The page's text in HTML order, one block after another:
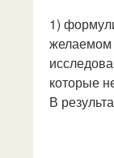
1)
желаемом
которые
В